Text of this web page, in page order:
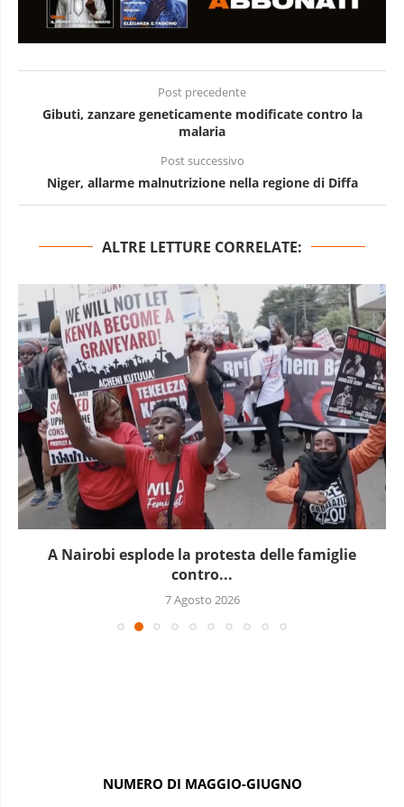
Post precedente
Gibuti, zanzare geneticamente modificate contro la
malaria
Post successivo
Niger, allarme malnutrizione nella regione di Diffa
ALTRE LETTURE CORRELATE:
A Nairobi esplode la protesta delle famiglie
contro...
7 Agosto 2026
NUMERO DI MAGGIO-GIUGNO